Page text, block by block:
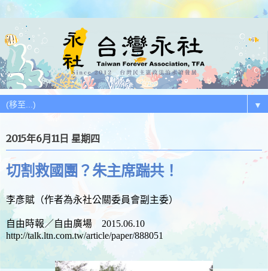
▼
2015年6月11日 星期四
切割救國團？朱主席踹共！
李彥賦（作者為永社公關委員會副主委）
自由時報／自由廣場 2015.06.10
http://talk.ltn.com.tw/article/paper/888051